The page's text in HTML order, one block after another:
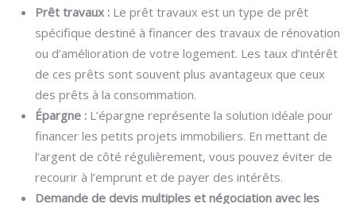
Prêt travaux : Le prêt travaux est un type de prêt
spécifique destiné à financer des travaux de rénovation
ou d’amélioration de votre logement. Les taux d’intérêt
de ces prêts sont souvent plus avantageux que ceux
des prêts à la consommation.
Épargne : L’épargne représente la solution idéale pour
financer les petits projets immobiliers. En mettant de
l’argent de côté régulièrement, vous pouvez éviter de
recourir à l’emprunt et de payer des intérêts.
Demande de devis multiples et négociation avec les